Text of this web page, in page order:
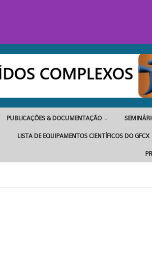
PUBLICAÇÕES & DOCUMENTAÇÃO
LISTA DE EQUIPAMENTOS CIENTÍFICOS DO GFCX